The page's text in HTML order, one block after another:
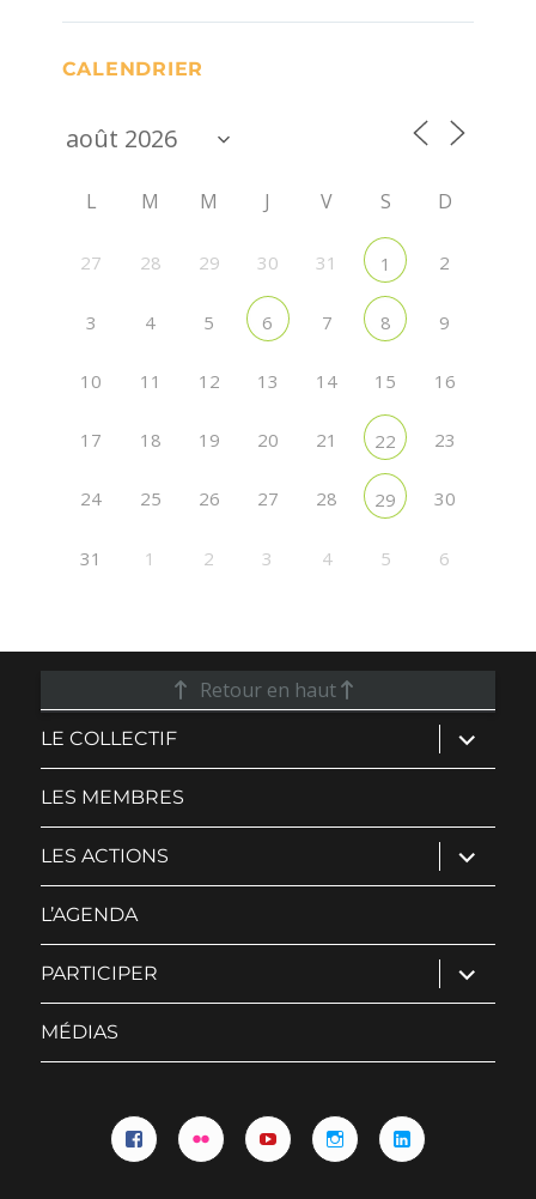
CALENDRIER
L M M J V S D
27 28 29 30 31 1 2
3 4 5 6 7 8 9
10 11 12 13 14 15 16
17 18 19 20 21 22 23
24 25 26 27 28 29 30
31 1 2 3 4 5 6
Retour en haut
LE COLLECTIF ouvrir
le
sous-
LES MEMBRES
LES ACTIONS ouvrir
le
sous-
L’AGENDA
PARTICIPER ouvrir
le
sous-
MÉDIAS